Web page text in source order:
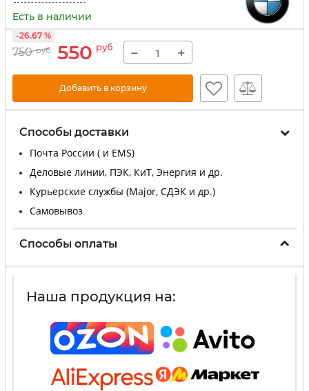
Есть в наличии
750 руб 550 руб
-26.67 %
− +
Добавить в корзину
Способы доставки
Почта России ( и EMS)
Деловые линии, ПЭК, КиТ, Энергия и др.
Курьерские службы (Major, СДЭК и др.)
Самовывоз
Способы оплаты
Наша продукция на: